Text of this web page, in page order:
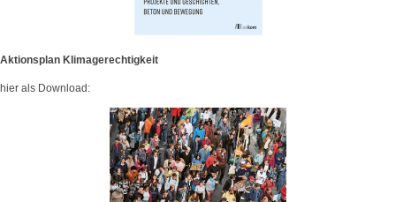
Aktionsplan Klimagerechtigkeit
hier als Download: